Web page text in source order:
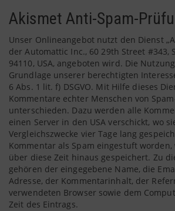
Akismet Anti-Spam-
Unser Onlineangebot nutzt den Dienst
der Automattic Inc., 60 29th Street #343,
94110, USA, angeboten wird. Die
Grundlage unserer berechtigten
6 Abs. 1 lit. f) DSGVO. Mit Hilfe dieses
Kommentare echter Menschen von
unterschieden. Dazu werden alle
einen Server in den USA verschickt, wo
Vergleichszwecke vier Tage lang
Kommentar als Spam eingestuft
über diese Zeit hinaus gespeichert. Zu
gehören der eingegebene Name, die
Adresse, der Kommentarinhalt, der
verwendeten Browser sowie dem
Zeit des Eintrags.